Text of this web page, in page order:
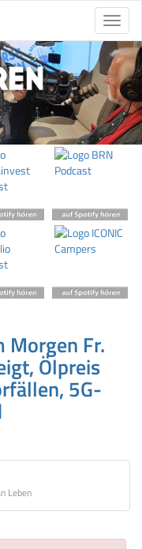
Morgen Fr.
Ölpreis
5G-
Leben